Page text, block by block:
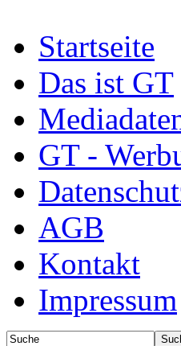
Startseite
Das ist GT
GT -
AGB
Kontakt
Impressum